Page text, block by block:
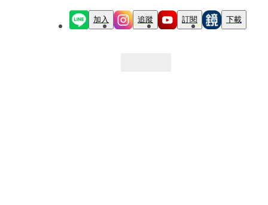
加入 追蹤 訂閱 下載